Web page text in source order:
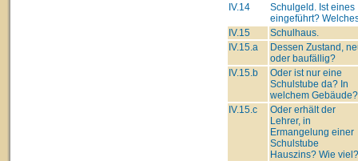
IV.14
Schulgeld. Ist eines
eingeführt?
IV.15
Schulhaus.
IV.15.a
Dessen Zustand,
oder baufällig?
IV.15.b
Oder ist nur eine
Schulstube da? In
welchem Gebäude?
IV.15.c
Oder erhält der
Lehrer, in
Ermangelung einer
Schulstube
Hauszins? Wie viel?